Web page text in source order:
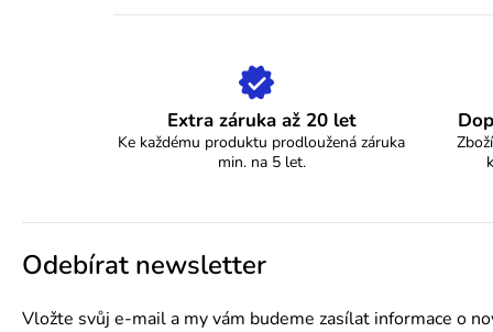
Extra záruka až 20 let
Ke každému produktu prodloužená záruka
min. na 5 let.
Odebírat newsletter
Vložte svůj e-mail a my vám budeme zasílat informace o